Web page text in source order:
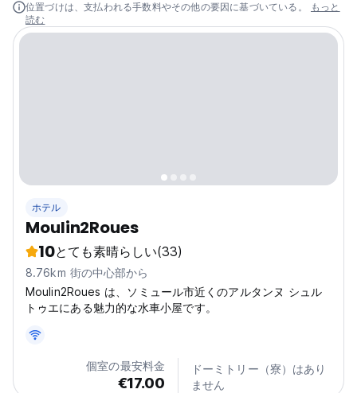
位置づけは、支払われる手数料やその他の要因に基づいている。
もっと
読む
ホテル
Moulin2Roues
10とても素晴らしい(33)
8.76km 街の中心部から
Moulin2Roues は、ソミュール市近くのアルタンヌ シュル
トゥエにある魅力的な水車小屋です。
個室の最安料金
€17.00
ドーミトリー（寮）はあり
ません